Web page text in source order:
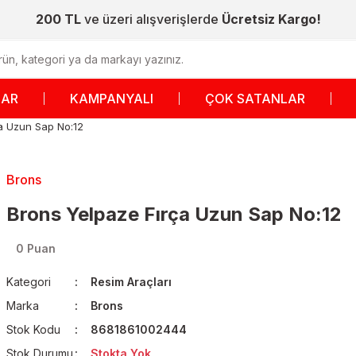
200 TLve üzeri alışverişlerde Ücretsiz Kargo!
KAMPANYALI ÇOK SATANLAR
Uzun Sap No:12
Brons
Brons Yelpaze Fırça Uzun Sap No:12
0 Puan
Kategori
Resim Araçları
Marka
Brons
Stok Kodu
8681861002444
Stok Durumu
Stokta Yok